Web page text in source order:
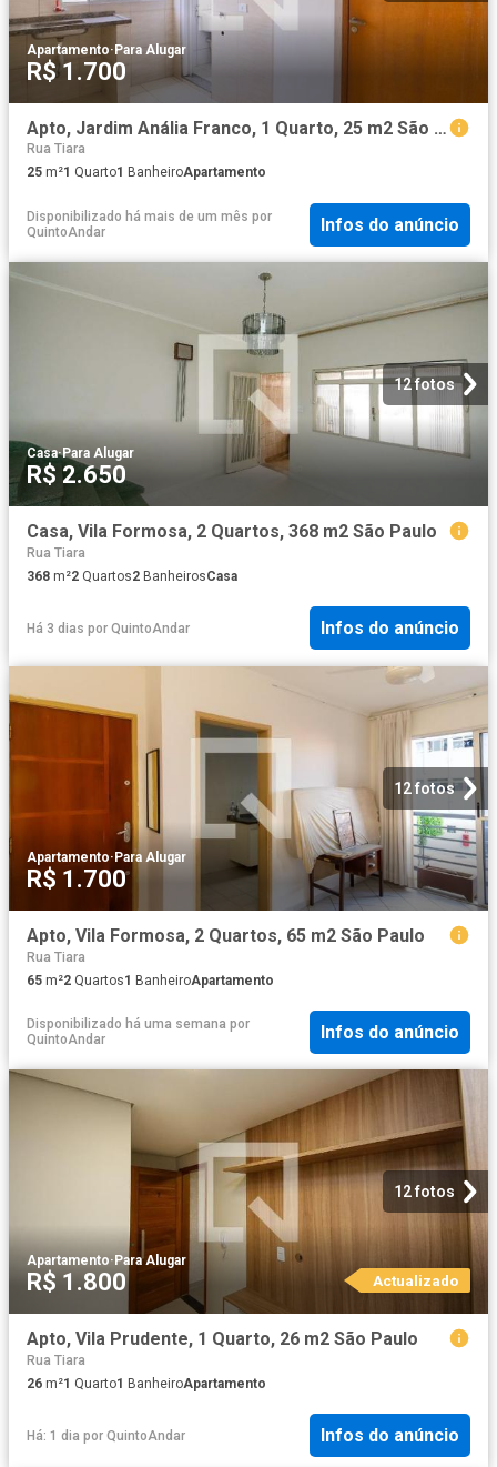
Apartamento·Para Alugar
R$ 1.700
Apto, Jardim Anália Franco, 1 Quarto, 25 m2 São Paulo
Rua Tiara
25 m²1 Quarto1 BanheiroApartamento
Disponibilizado há mais de um mês por
QuintoAndar
Infos do anúncio
12 fotos
Casa·Para Alugar
R$ 2.650
Casa, Vila Formosa, 2 Quartos, 368 m2 São Paulo
Rua Tiara
368 m²2 Quartos2 BanheirosCasa
Há 3 dias por QuintoAndar Infos do anúncio
12 fotos
Apartamento·Para Alugar
R$ 1.700
Apto, Vila Formosa, 2 Quartos, 65 m2 São Paulo
Rua Tiara
65 m²2 Quartos1 BanheiroApartamento
Disponibilizado há uma semana por
QuintoAndar
Infos do anúncio
12 fotos
Apartamento· Para Alugar
R$ 1.800 Actualizado
Apto, Vila Prudente, 1 Quarto, 26 m2 São Paulo
Rua Tiara
26 m²1 Quarto1 BanheiroApartamento
Há: 1 dia por QuintoAndar Infos do anúncio